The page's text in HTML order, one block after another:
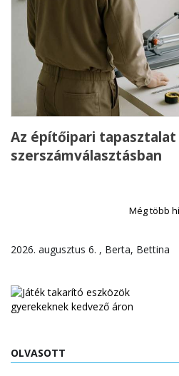
Az építőipari
szerszámválasztásban
Még több
2026. augusztus 6. , Berta, Bettina
OLVASOTT